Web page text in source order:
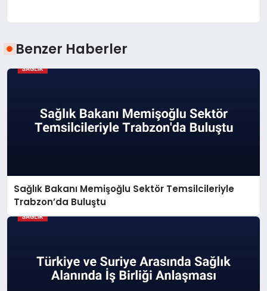
Benzer Haberler
Sağlık Bakanı Memişoğlu Sektör Temsilcileriyle
Trabzon’da Buluştu